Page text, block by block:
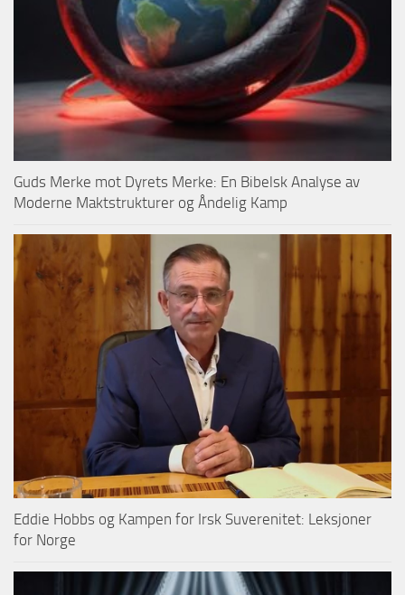
Guds Merke mot Dyrets Merke: En Bibelsk Analyse av
Moderne Maktstrukturer og Åndelig Kamp
Eddie Hobbs og Kampen for Irsk Suverenitet: Leksjoner
for Norge